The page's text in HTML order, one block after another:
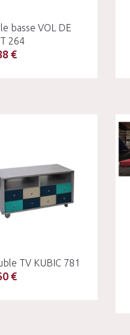
basse VOL DE
264
€
TV KUBIC 781
€